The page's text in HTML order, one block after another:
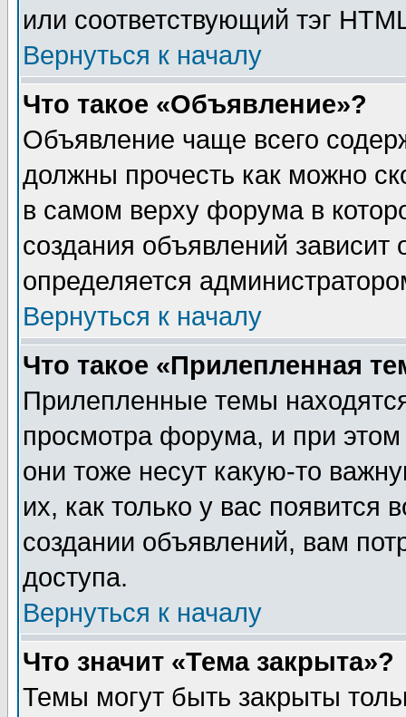
или соответствующий тэг
Вернуться к началу
Что такое «Объявление»?
Объявление чаще всего
должны прочесть как можно
в самом верху форума в
создания объявлений зависит
определяется
Вернуться к началу
Что такое «Прилепленная
Прилепленные темы
просмотра форума, и при
они тоже несут какую-то
их, как только у вас появится
создании объявлений, вам
доступа.
Вернуться к началу
Что значит «Тема закрыта»?
Темы могут быть закрыты